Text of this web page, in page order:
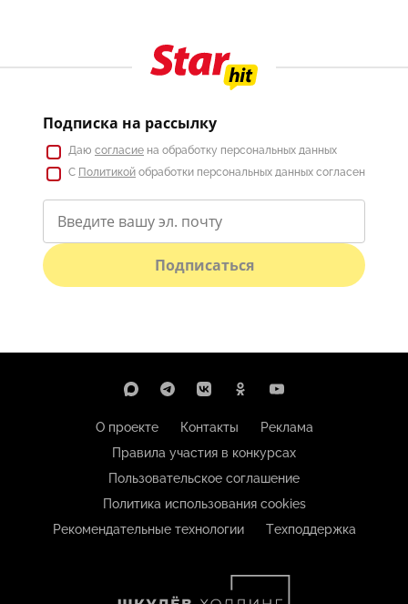
Подписка на рассылку
Даю согласие на обработку персональных данных
С Политикой обработки персональных данных согласен
Подписаться
О проекте Контакты
Реклама
Правила участия в конкурсах
Пользовательское соглашение
Политика использования cookies
Рекомендательные технологии
Техподдержка